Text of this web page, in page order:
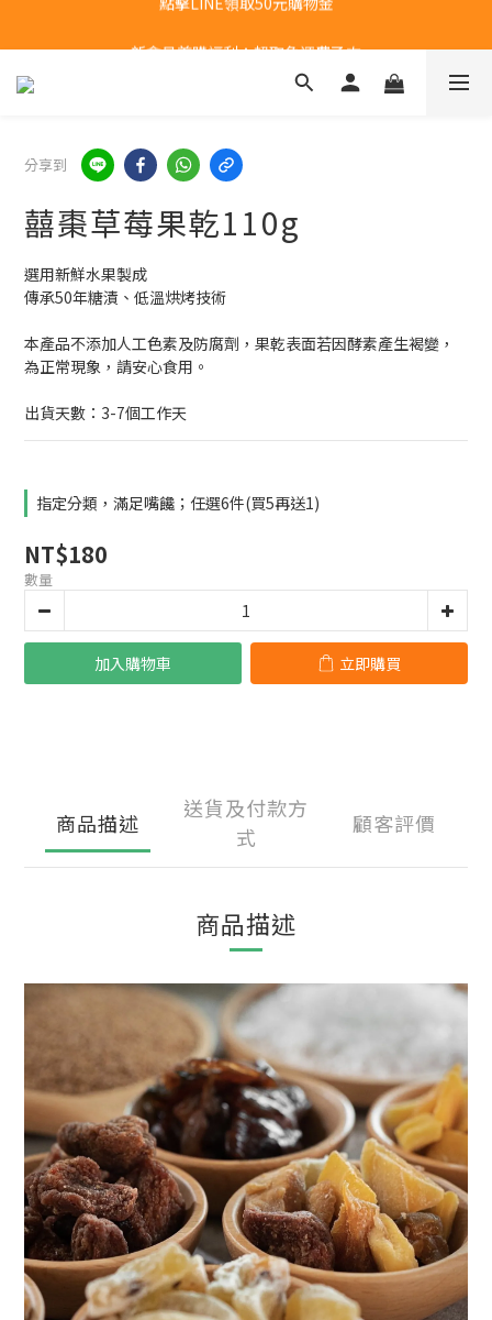
分享到
囍棗草莓果乾110g
選用新鮮水果製成
傳承50年糖漬、低溫烘烤技術
本產品不添加人工色素及防腐劑，果乾表面若因酵素產生褐變，
為正常現象，請安心食用。
出貨天數：3-7個工作天
指定分類，滿足嘴饞；任選6件(買5再送1)
NT$180
數量
加入購物車 立即購買
商品描述
送貨及付款方
式
顧客評價
商品描述